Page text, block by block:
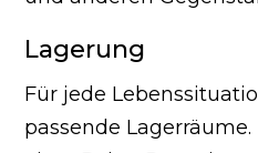
Lagerung
Für jede
passende